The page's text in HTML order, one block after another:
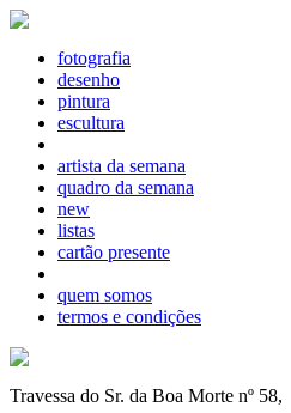
fotografia
desenho
pintura
escultura
artista da semana
quadro da semana
new
listas
cartão presente
quem somos
termos e condições
Travessa do Sr. da Boa Morte nº 58,